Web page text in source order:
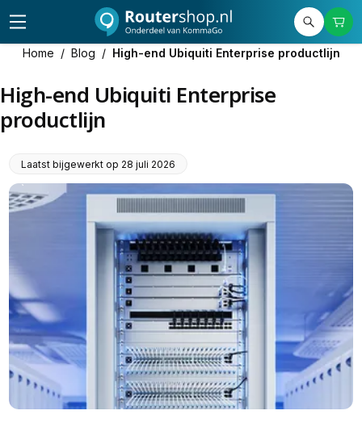
Home / Blog / High-end Ubiquiti Enterprise productlijn
High-end Ubiquiti Enterprise
productlijn
Laatst bijgewerkt op 28 juli 2026
`